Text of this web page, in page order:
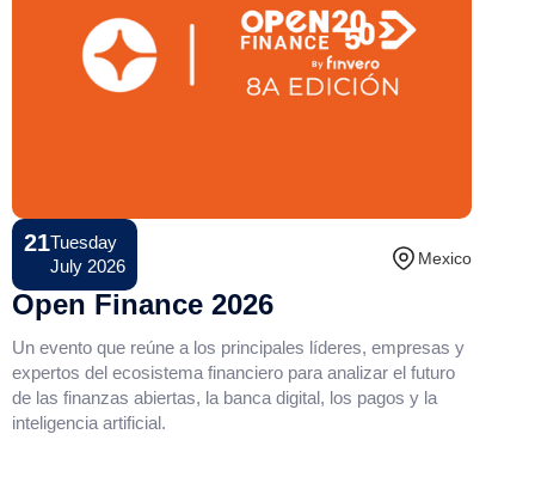
21Tuesday
July 2026
Conference Mexico
Open Finance 2026
Un evento que reúne a los principales líderes, empresas y
expertos del ecosistema financiero para analizar el futuro
de las finanzas abiertas, la banca digital, los pagos y la
inteligencia artificial.